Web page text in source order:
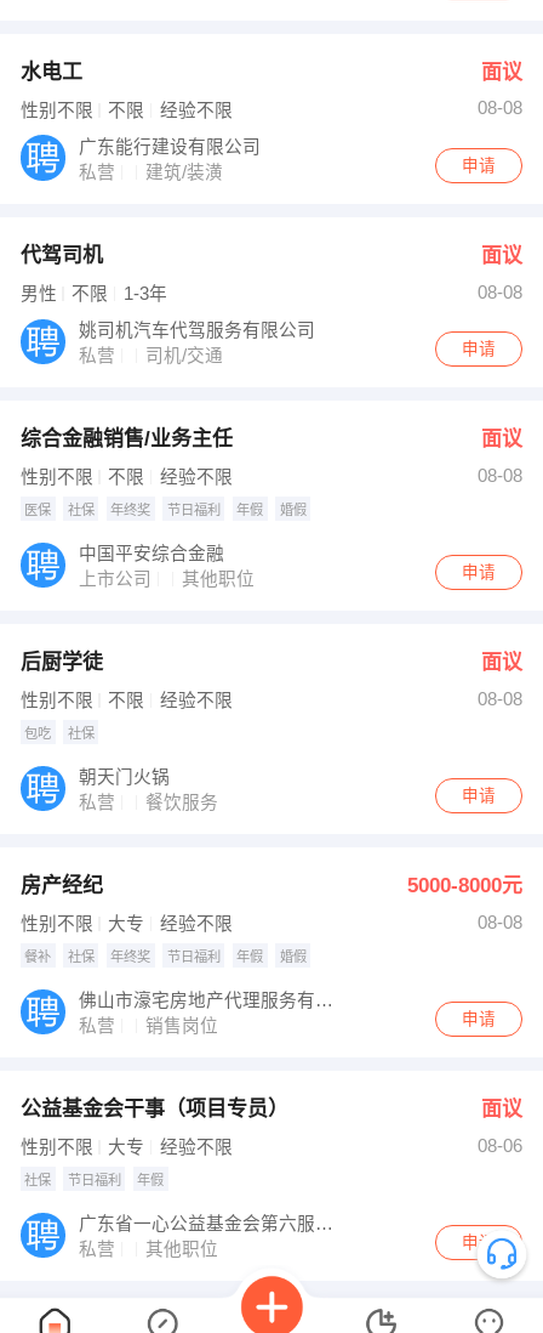
水电工 面议
性别不限 不限 经验不限
08-08
广东能行建设有限公司
私营
建筑/装潢 申请
代驾司机 面议
男性 不限 1-3年
08-08
姚司机汽车代驾服务有限公司
私营
司机/交通 申请
综合金融销售/业务主任 面议
性别不限 不限 经验不限 08-08
医保 社保 年终奖 节日福利 年假 婚假
中国平安综合金融
上市公司
其他职位 申请
后厨学徒 面议
性别不限 不限 经验不限 08-08
包吃 社保
朝天门火锅
私营
餐饮服务 申请
房产经纪 5000-8000元
性别不限 大专 经验不限 08-08
餐补 社保 年终奖 节日福利 年假 婚假
佛山市濠宅房地产代理服务有限公司
私营
销售岗位 申请
公益基金会干事（项目专员） 面议
性别不限 大专 经验不限 08-06
社保 节日福利 年假
广东省一心公益基金会第六服务队
私营
其他职位 申请